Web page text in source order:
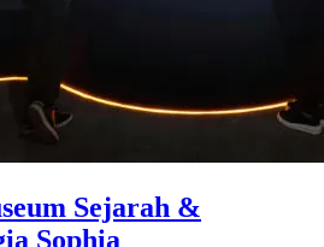
Sejarah &
Sophia